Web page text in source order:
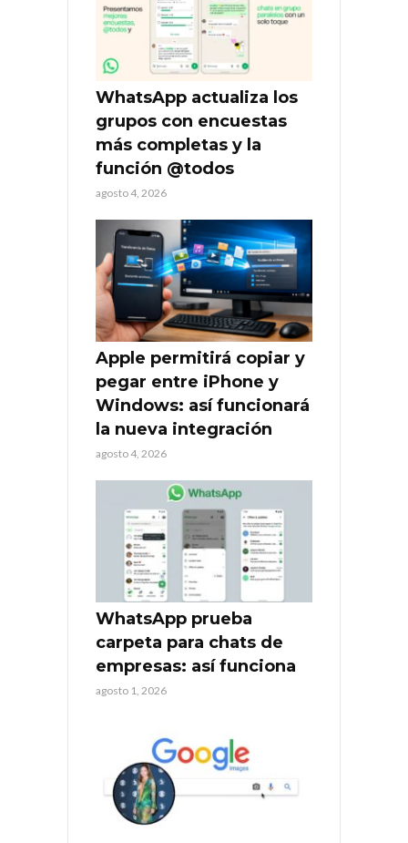
WhatsApp actualiza los
grupos con encuestas
más completas y la
función @todos
agosto 4, 2026
Apple permitirá copiar y
pegar entre iPhone y
Windows: así funcionará
la nueva integración
agosto 4, 2026
WhatsApp prueba
carpeta para chats de
empresas: así funciona
agosto 1, 2026